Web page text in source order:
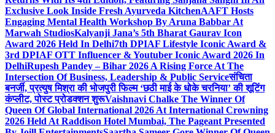
Exclusive Look Inside Fresh Ayurveda KitchenAAFT Hosts
Engaging Mental Health Workshop By Aruna Babbar At
Marwah StudiosKalyanji Jana’s 5th Bharat Gaurav Icon
Award 2026 Held In Delhi7th DPIAF Lifestyle Iconic Award &
3rd DPIAF OTT Influencer & Youtuber Iconic Award 2026 In
DelhiRupesh Pandey – Bihar 2026 A Rising Force At The
Intersection Of Business, Leadership & Public Serviceसंचिता
बनर्जी, प्रत्युष मिश्रा की भोजपुरी फिल्म ‘छठी माई के धोके चरनिया’ की शूटिंग
कंप्लीट, पोस्ट प्रोडक्शन शुरूVaishnavi Chalke The Winner Of
Queen Of Global International 2026 At International Crowning
2026 Held At Raddison Hotel Mumbai, The Pageant Presented